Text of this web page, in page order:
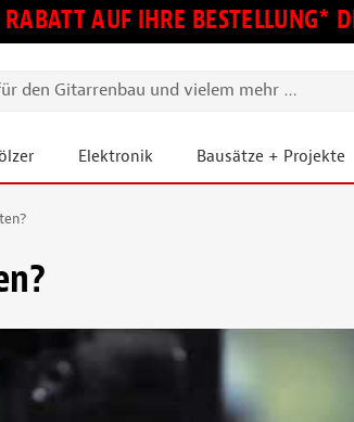
AUF IHRE BESTELLUNG*
Elektronik Bausätze + Projekte